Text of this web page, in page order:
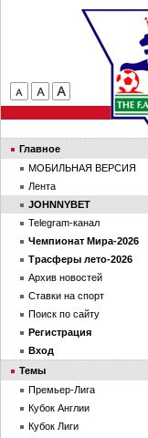
Главное
МОБИЛЬНАЯ ВЕРСИЯ
Лента
JOHNNYBET
Telegram-канал
Чемпионат Мира-2026
Трасферы лето-2026
Архив новостей
Ставки на спорт
Поиск по сайту
Регистрация
Вход
Темы
Премьер-Лига
Кубок Англии
Кубок Лиги